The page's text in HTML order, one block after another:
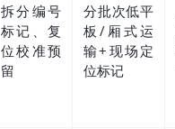
拆分编号
标记、复
位校准预
留
分批次低平
板/厢式运
输+现场定
位标记